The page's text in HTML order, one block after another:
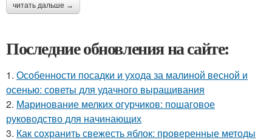
читать дальше →
Последние обновления на сайте:
1. Особенности посадки и ухода за малиной весной и
осенью: советы для удачного выращивания
2. Маринование мелких огурчиков: пошаговое
руководство для начинающих
3. Как сохранить свежесть яблок: проверенные методы